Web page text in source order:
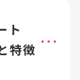
ト
特徴